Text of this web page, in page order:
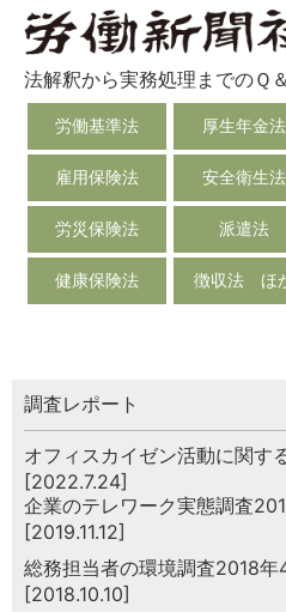
法解釈から実務処理までのＱ
労働基準法 厚生年金法
雇用保険法 安全衛生法
労災保険法 派遣法
健康保険法 徴収法 ほ
調査レポート
オフィスカイゼン活動に関す
[2022.7.24]
企業のテレワーク実態調査
[2019.11.12]
総務担当者の環境調査2018年
[2018.10.10]